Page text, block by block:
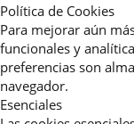
Política de Cookies
Para mejorar aún
funcionales y
preferencias son
navegador.
Esenciales